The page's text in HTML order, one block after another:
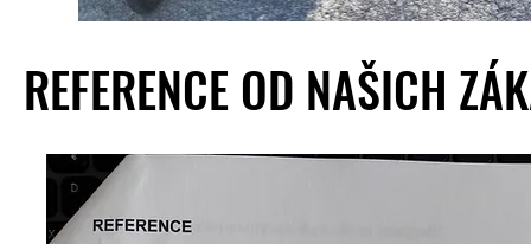
REFERENCE OD NAŠICH